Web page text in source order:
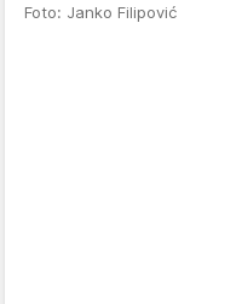
Foto: Janko Filipović